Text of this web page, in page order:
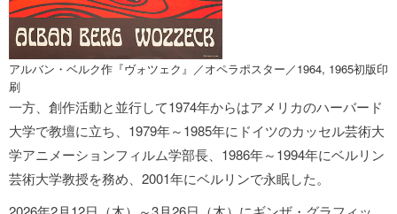
アルバン・ベルク作『ヴォツェク』／オペラポスター／1964, 1965初版印
刷
一方、創作活動と並行して1974年からはアメリカのハーバード
大学で教壇に立ち、1979年～1985年にドイツのカッセル芸術大
学アニメーションフィルム学部長、1986年～1994年にベルリン
芸術大学教授を務め、2001年にベルリンで永眠した。